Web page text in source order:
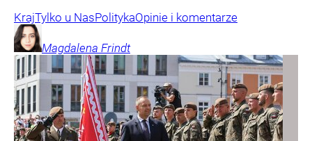
KrajTylko u NasPolitykaOpinie i komentarze
Magdalena Frindt